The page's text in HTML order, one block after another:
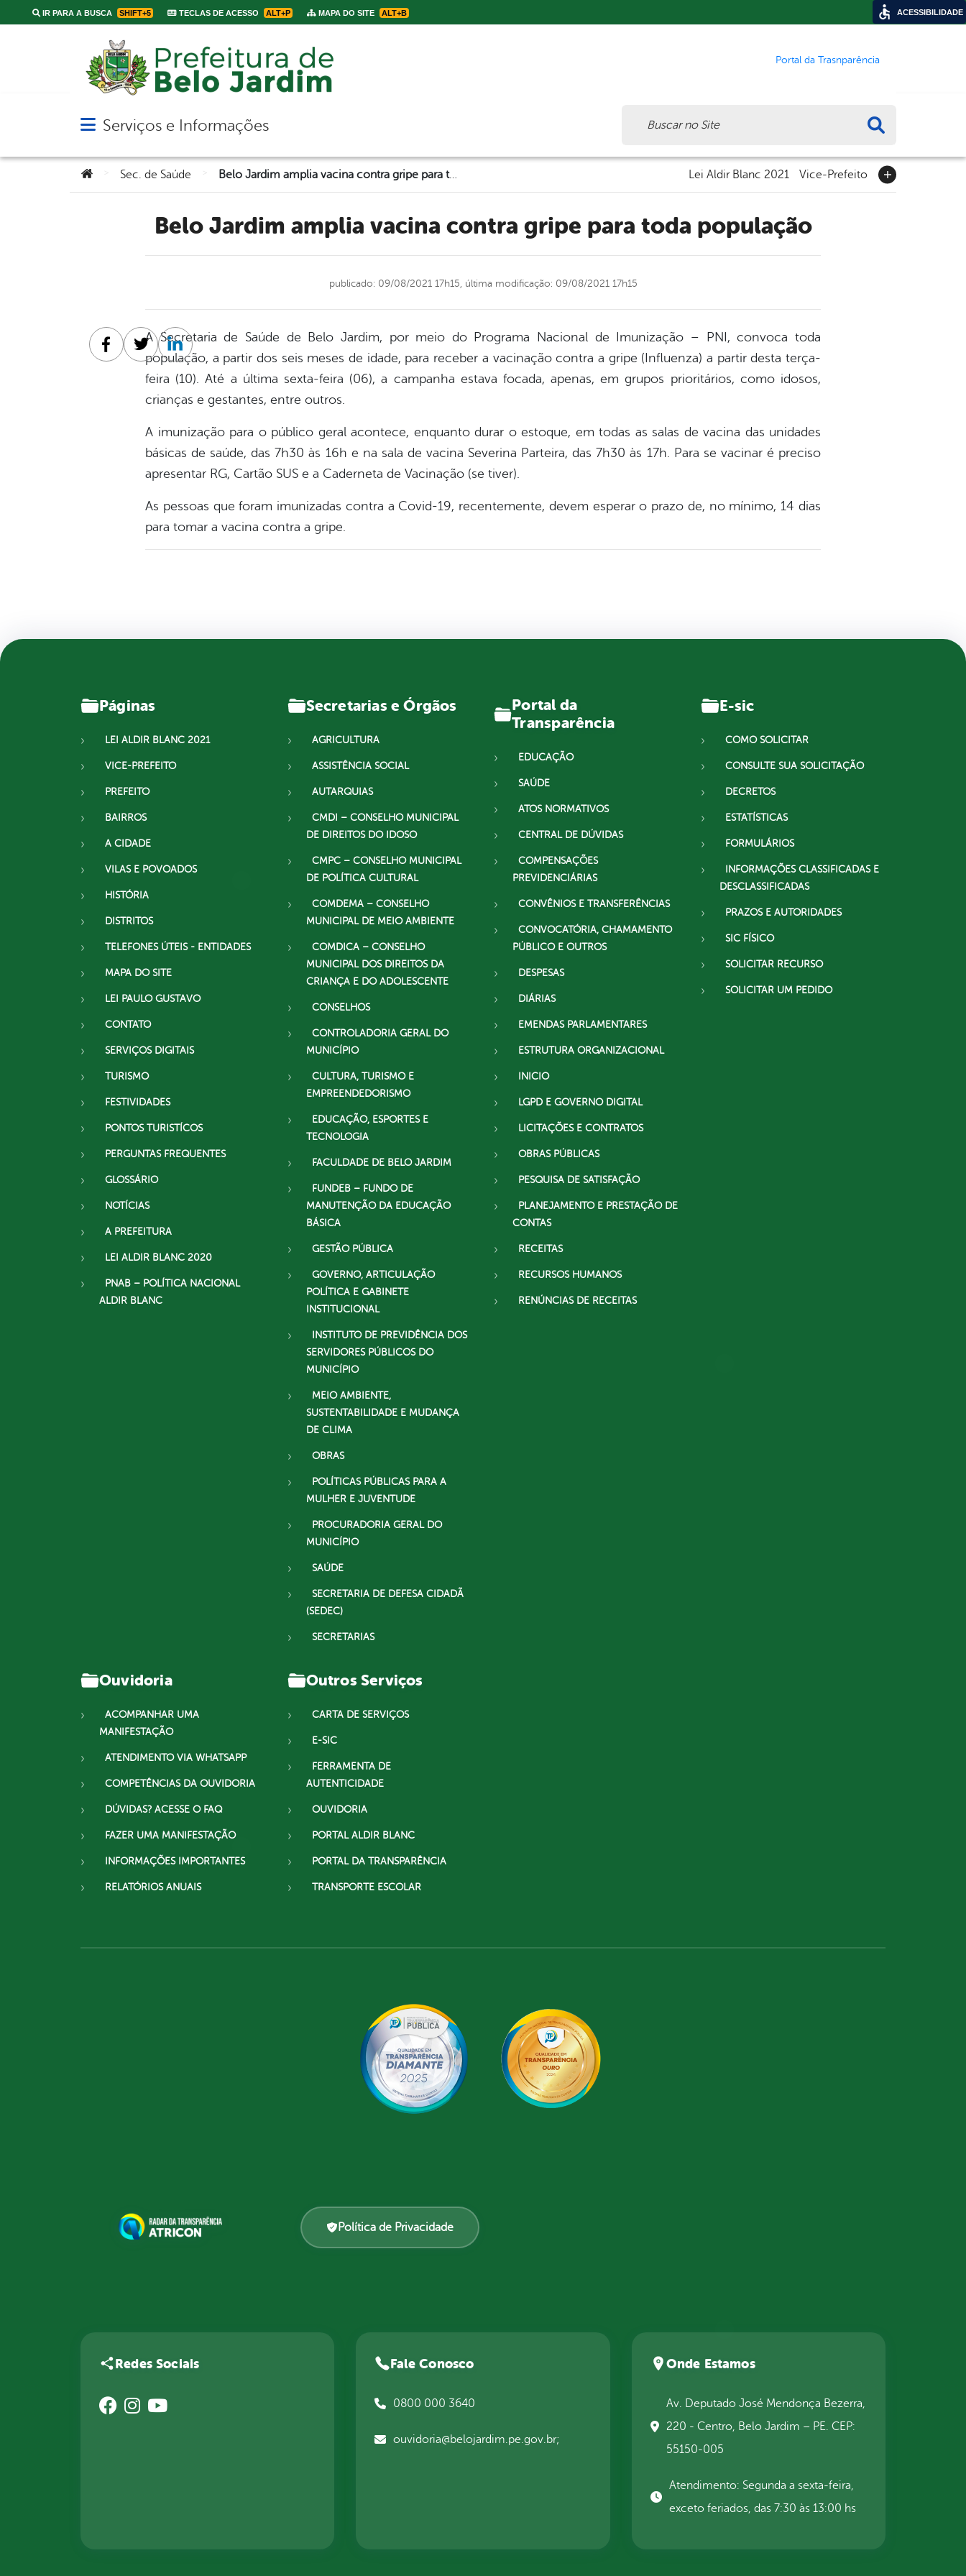
IR PARA A BUSCA SHIFT+5 TECLAS DE ACESSO ALT+P MAPA DO SITE ALT+B
Portal da Trasnparência
Abrir menu principal de navegação
Serviços e Informações
Você está aqui:Sec. de Saúde Belo Jardim amplia vacina contra gripe para toda população Lei Aldir Blanc 2021 Vice-Prefeito
Belo Jardim amplia vacina contra gripe para toda população
publicado: 09/08/2021 17h15, última modificação: 09/08/2021 17h15
A Secretaria de Saúde de Belo Jardim, por meio do Programa Nacional de Imunização – PNI, convoca toda
população, a partir dos seis meses de idade, para receber a vacinação contra a gripe (Influenza) a partir desta terça-
feira (10). Até a última sexta-feira (06), a campanha estava focada, apenas, em grupos prioritários, como idosos,
crianças e gestantes, entre outros.
A imunização para o público geral acontece, enquanto durar o estoque, em todas as salas de vacina das unidades
básicas de saúde, das 7h30 às 16h e na sala de vacina Severina Parteira, das 7h30 às 17h. Para se vacinar é preciso
apresentar RG, Cartão SUS e a Caderneta de Vacinação (se tiver).
As pessoas que foram imunizadas contra a Covid-19, recentemente, devem esperar o prazo de, no mínimo, 14 dias
para tomar a vacina contra a gripe.
Facebook
TwitterLinkedin
Páginas
LEI ALDIR BLANC 2021
VICE-PREFEITO
PREFEITO
BAIRROS
A CIDADE
VILAS E POVOADOS
HISTÓRIA
DISTRITOS
TELEFONES ÚTEIS - ENTIDADES
MAPA DO SITE
LEI PAULO GUSTAVO
CONTATO
SERVIÇOS DIGITAIS
TURISMO
FESTIVIDADES
PONTOS TURISTÍCOS
PERGUNTAS FREQUENTES
GLOSSÁRIO
NOTÍCIAS
A PREFEITURA
LEI ALDIR BLANC 2020
PNAB – POLÍTICA NACIONAL
ALDIR BLANC
Secretarias e Órgãos
AGRICULTURA
ASSISTÊNCIA SOCIAL
AUTARQUIAS
CMDI – CONSELHO MUNICIPAL
DE DIREITOS DO IDOSO
CMPC – CONSELHO MUNICIPAL
DE POLÍTICA CULTURAL
COMDEMA – CONSELHO
MUNICIPAL DE MEIO AMBIENTE
COMDICA – CONSELHO
MUNICIPAL DOS DIREITOS DA
CRIANÇA E DO ADOLESCENTE
CONSELHOS
CONTROLADORIA GERAL DO
MUNICÍPIO
CULTURA, TURISMO E
EMPREENDEDORISMO
EDUCAÇÃO, ESPORTES E
TECNOLOGIA
FACULDADE DE BELO JARDIM
FUNDEB – FUNDO DE
MANUTENÇÃO DA EDUCAÇÃO
BÁSICA
GESTÃO PÚBLICA
GOVERNO, ARTICULAÇÃO
POLÍTICA E GABINETE
INSTITUCIONAL
INSTITUTO DE PREVIDÊNCIA DOS
SERVIDORES PÚBLICOS DO
MUNICÍPIO
MEIO AMBIENTE,
SUSTENTABILIDADE E MUDANÇA
DE CLIMA
OBRAS
POLÍTICAS PÚBLICAS PARA A
MULHER E JUVENTUDE
PROCURADORIA GERAL DO
MUNICÍPIO
SAÚDE
SECRETARIA DE DEFESA CIDADÃ
(SEDEC)
SECRETARIAS
Portal da
Transparência
EDUCAÇÃO
SAÚDE
ATOS NORMATIVOS
CENTRAL DE DÚVIDAS
COMPENSAÇÕES
PREVIDENCIÁRIAS
CONVÊNIOS E TRANSFERÊNCIAS
CONVOCATÓRIA, CHAMAMENTO
PÚBLICO E OUTROS
DESPESAS
DIÁRIAS
EMENDAS PARLAMENTARES
ESTRUTURA ORGANIZACIONAL
INICIO
LGPD E GOVERNO DIGITAL
LICITAÇÕES E CONTRATOS
OBRAS PÚBLICAS
PESQUISA DE SATISFAÇÃO
PLANEJAMENTO E PRESTAÇÃO DE
CONTAS
RECEITAS
RECURSOS HUMANOS
RENÚNCIAS DE RECEITAS
E-sic
COMO SOLICITAR
CONSULTE SUA SOLICITAÇÃO
DECRETOS
ESTATÍSTICAS
FORMULÁRIOS
INFORMAÇÕES CLASSIFICADAS E
DESCLASSIFICADAS
PRAZOS E AUTORIDADES
SIC FÍSICO
SOLICITAR RECURSO
SOLICITAR UM PEDIDO
Ouvidoria
ACOMPANHAR UMA
MANIFESTAÇÃO
ATENDIMENTO VIA WHATSAPP
COMPETÊNCIAS DA OUVIDORIA
DÚVIDAS? ACESSE O FAQ
FAZER UMA MANIFESTAÇÃO
INFORMAÇÕES IMPORTANTES
RELATÓRIOS ANUAIS
Outros Serviços
CARTA DE SERVIÇOS
E-SIC
FERRAMENTA DE
AUTENTICIDADE
OUVIDORIA
PORTAL ALDIR BLANC
PORTAL DA TRANSPARÊNCIA
TRANSPORTE ESCOLAR
Política de Privacidade
Redes Sociais Fale Conosco
0800 000 3640
ouvidoria@belojardim.pe.gov.br;
Onde Estamos
Av. Deputado José Mendonça Bezerra,
220 - Centro, Belo Jardim – PE. CEP:
55150-005
Atendimento: Segunda a sexta-feira,
exceto feriados, das 7:30 às 13:00 hs
ACESSIBILIDADE